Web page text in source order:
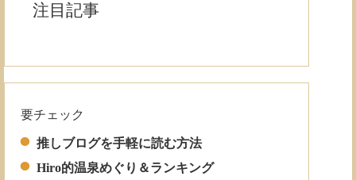
注目記事
要チェック
推しブログを手軽に読む方法
Hiro的温泉めぐり＆ランキング